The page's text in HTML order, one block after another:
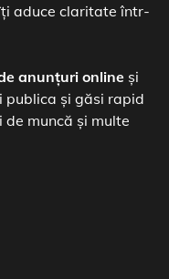
aduce claritate într-
anunțuri online și
publica și găsi rapid
de muncă și multe